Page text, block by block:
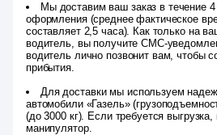
Мы доставим ваш заказ в течение
оформления (среднее фактическое
составляет 2,5 часа). Как только на
водитель, вы получите СМС-
водитель лично позвонит вам, чтобы
прибытия.
Для доставки мы используем
автомобили «Газель»
(до 3000 кг). Если требуется
манипулятор.